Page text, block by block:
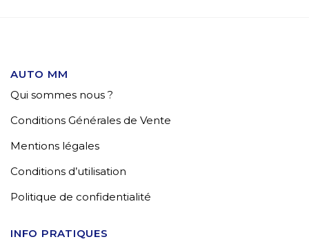
AUTO MM
Qui sommes nous ?
Conditions Générales de Vente
Mentions légales
Conditions d’utilisation
Politique de confidentialité
INFO PRATIQUES